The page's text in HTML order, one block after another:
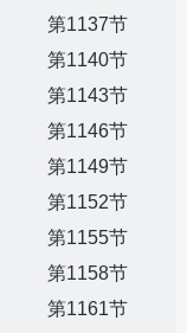
第1137节
第1140节
第1143节
第1146节
第1149节
第1152节
第1155节
第1158节
第1161节